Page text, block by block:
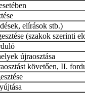
elírások stb.)
(szakok szerinti
újraosztása
követően, II.